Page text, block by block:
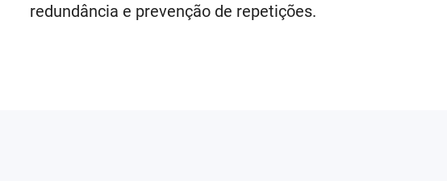
redundância e prevenção de repetições.